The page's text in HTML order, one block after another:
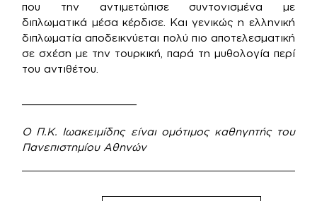
που την αντιμετώπισε συντονισμένα με
διπλωματικά μέσα κέρδισε. Και γενικώς η ελληνική
διπλωματία αποδεικνύεται πολύ πιο αποτελεσματική
σε σχέση με την τουρκική, παρά τη μυθολογία περί
του αντιθέτου.
Ο Π.Κ. Ιωακειμίδης είναι ομότιμος καθηγητής του
Πανεπιστημίου Αθηνών